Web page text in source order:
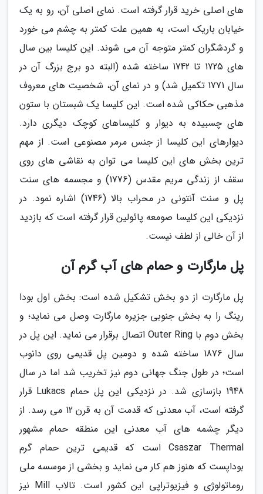
های اصلی خرید قرار گرفته است. نمای اصلی آن، رو به یک
خیابان باریک است، به همین علت کمتر به چشم می خورد
و گردشگران کمتر متوجه آن می شوند. این کلیسا بین سال
های 1725 تا 1742 ساخته شده (البته دو برج بزرگ آن در
سال 1771 تکمیل شد) و در نمای آن، شخصیت های معروف
مذهبی حکاکی شده است. این کلیسا یک شبستان با ستون
های چسبیده به دیوار و کلیساهای کوچک دیگری دارد.
دیوارهای این کلیسا از جنس مرمر مصنوعی است. از مهم
ترین بخش های این کلیسا می توان به نقاشی های روی
سقف از زندگی مریم مقدس (1776) و مجسمه های سنت
پل و سنت آنتونی در محراب بالا (1746) اشاره نمود. در
نزدیکی این کلیسا صومعه پائولین قرار گرفته است که بازدید
از آن خالی از لطف نیست.
پل مارگارت و حمام های آب گرم آن
پل مارگارت از دو بخش تشکیل شده است: بخش اول بودا
رینگ را به بخش جنوبی جزیره مارگارت وصل می نماید؛ و
بخش دوم با Outer Ring اتصال برقرار می نماید. این پل در
سال 1876 ساخته شده و دومین پل قدیمی روی دانوب
است؛ در طول جنگ جهانی دوم نیز تخریب شد اما در سال
1948 بازسازی شد. در نزدیکی این پل حمام Lukacs قرار
گرفته است، آب معدنی که قدمت آن به قرن 12 می رسد. از
دیگر چشمه های آب معدنی این منطقه حمام مشهور
Csaszar Thermal است که قدیمی ترین حمام گرم
بوداپست که هنوز هم کار می نماید و بخشی از موسسه ملی
روماتولوژی و فیزیوتراپی این کشور است. تالاب Mill نیز